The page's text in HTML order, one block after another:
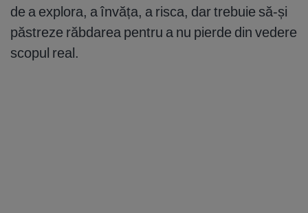
de a explora, a învăța, a risca, dar trebuie să-și
păstreze răbdarea pentru a nu pierde din vedere
scopul real.